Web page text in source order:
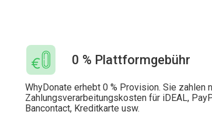
0 % Plattformgebühr
WhyDonate erhebt 0 % Provision. Sie zahlen
Zahlungsverarbeitungskosten für iDEAL,
Bancontact, Kreditkarte usw.